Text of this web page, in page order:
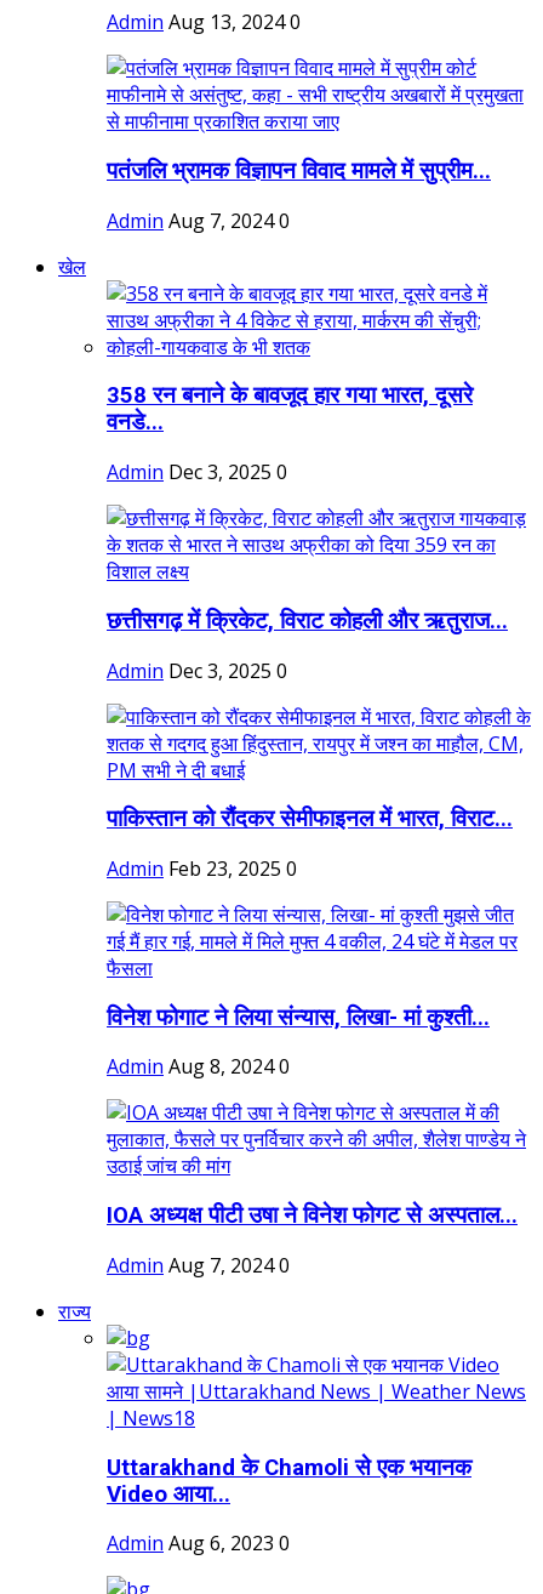
Admin Aug 13, 20240
पतंजलि भ्रामक विज्ञापन विवाद मामले में सुप्रीम...
Admin Aug 7, 20240
खेल
358 रन बनाने के बावजूद हार गया भारत, दूसरे
वनडे...
Admin Dec 3, 2025 0
छत्तीसगढ़ में क्रिकेट, विराट कोहली और ऋतुराज...
Admin Dec 3, 2025 0
पाकिस्तान को रौंदकर सेमीफाइनल में भारत, विराट...
Admin Feb 23, 2025 0
विनेश फोगाट ने लिया संन्यास, लिखा- मां कुश्ती...
Admin Aug 8, 20240
IOA अध्यक्ष पीटी उषा ने विनेश फोगट से अस्पताल...
Admin Aug 7, 20240
राज्य
Uttarakhand के Chamoli से एक भयानक
Video आया...
Admin Aug 6, 2023 0